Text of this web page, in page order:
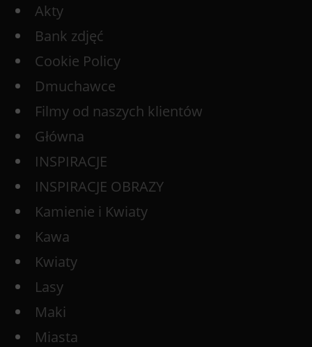
Akty
Bank zdjęć
Cookie Policy
Dmuchawce
Filmy od naszych klientów
Główna
INSPIRACJE
INSPIRACJE OBRAZY
Kamienie i Kwiaty
Kawa
Kwiaty
Lasy
Maki
Miasta